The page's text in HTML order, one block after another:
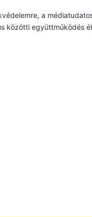
a
közötti együttműködés